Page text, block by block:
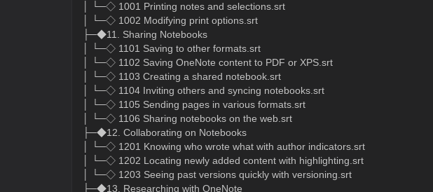
│ └─◇ 1001 Printing notes and selections.srt
│ └─◇ 1002 Modifying print options.srt
├─◆11. Sharing Notebooks
│ └─◇ 1101 Saving to other formats.srt
│ └─◇ 1102 Saving OneNote content to PDF or XPS.srt
│ └─◇ 1103 Creating a shared notebook.srt
│ └─◇ 1104 Inviting others and syncing notebooks.srt
│ └─◇ 1105 Sending pages in various formats.srt
│ └─◇ 1106 Sharing notebooks on the web.srt
├─◆12. Collaborating on Notebooks
│ └─◇ 1201 Knowing who wrote what with author indicators.srt
│ └─◇ 1202 Locating newly added content with highlighting.srt
│ └─◇ 1203 Seeing past versions quickly with versioning.srt
├─◆13. Researching with OneNote